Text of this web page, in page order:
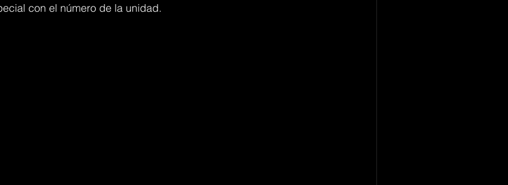
con el número de la unidad.